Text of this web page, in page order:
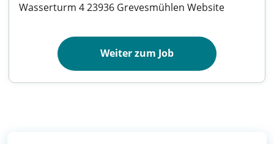
Wasserturm 4 23936 Grevesmühlen Website
Weiter zum Job